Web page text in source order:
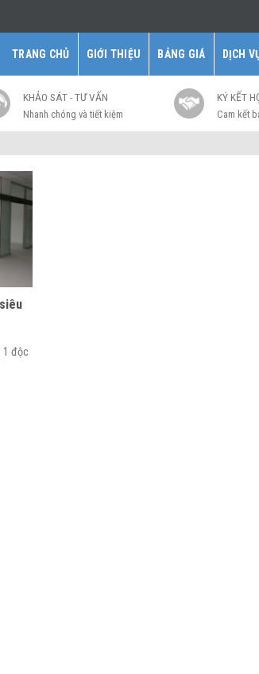
TRANG CHỦ GIỚI THIỆU BẢNG GIÁ DỊCH
KHẢO SÁT - TƯ VẤN
Nhanh chóng và tiết kiệm
KÝ KẾT
Cam kết
1 độc